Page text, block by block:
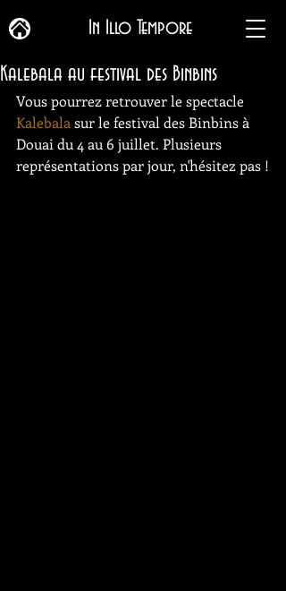
In Illo Tempore
Kalebala au festival des Binbins
Vous pourrez retrouver le spectacle
Kalebala sur le festival des Binbins à
Douai du 4 au 6 juillet. Plusieurs
représentations par jour, n'hésitez pas !